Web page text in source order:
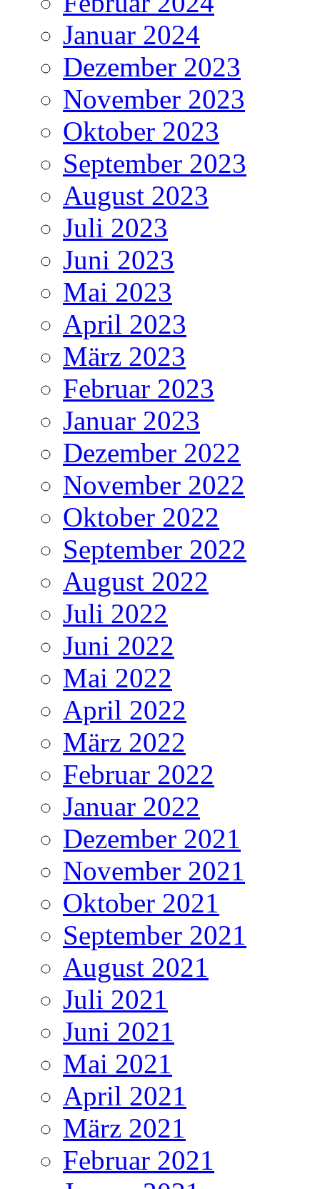
Januar 2024
Dezember 2023
November 2023
Oktober 2023
September 2023
August 2023
Juli 2023
Juni 2023
Mai 2023
April 2023
März 2023
Februar 2023
Januar 2023
Dezember 2022
November 2022
Oktober 2022
September 2022
August 2022
Juli 2022
Juni 2022
Mai 2022
April 2022
März 2022
Februar 2022
Januar 2022
Dezember 2021
November 2021
Oktober 2021
September 2021
August 2021
Juli 2021
Juni 2021
Mai 2021
April 2021
März 2021
Februar 2021